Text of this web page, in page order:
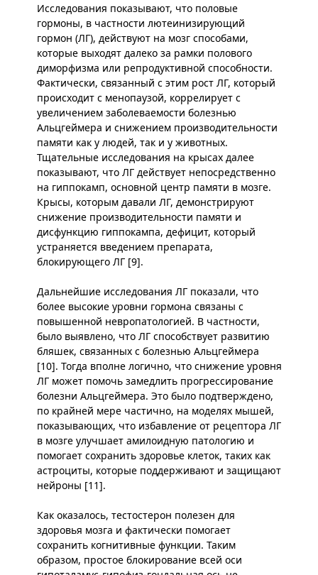
Исследования показывают, что половые
гормоны, в частности лютеинизирующий
гормон (ЛГ), действуют на мозг способами,
которые выходят далеко за рамки полового
диморфизма или репродуктивной способности.
Фактически, связанный с этим рост ЛГ, который
происходит с менопаузой, коррелирует с
увеличением заболеваемости болезнью
Альцгеймера и снижением производительности
памяти как у людей, так и у животных.
Тщательные исследования на крысах далее
показывают, что ЛГ действует непосредственно
на гиппокамп, основной центр памяти в мозге.
Крысы, которым давали ЛГ, демонстрируют
снижение производительности памяти и
дисфункцию гиппокампа, дефицит, который
устраняется введением препарата,
блокирующего ЛГ [9].
Дальнейшие исследования ЛГ показали, что
более высокие уровни гормона связаны с
повышенной невропатологией. В частности,
было выявлено, что ЛГ способствует развитию
бляшек, связанных с болезнью Альцгеймера
[10]. Тогда вполне логично, что снижение уровня
ЛГ может помочь замедлить прогрессирование
болезни Альцгеймера. Это было подтверждено,
по крайней мере частично, на моделях мышей,
показывающих, что избавление от рецептора ЛГ
в мозге улучшает амилоидную патологию и
помогает сохранить здоровье клеток, таких как
астроциты, которые поддерживают и защищают
нейроны [11].
Как оказалось, тестостерон полезен для
здоровья мозга и фактически помогает
сохранить когнитивные функции. Таким
образом, простое блокирование всей оси